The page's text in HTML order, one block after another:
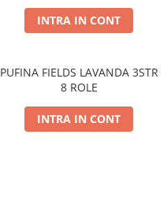
INTRA IN CONT
PUFINA FIELDS LAVANDA 3STR
8 ROLE
INTRA IN CONT